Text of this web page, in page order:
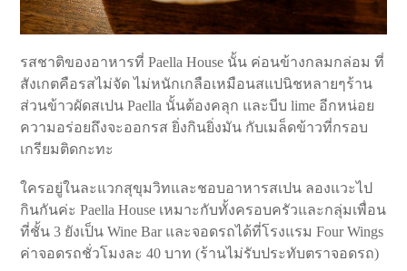
รสชาติของอาหารที่ Paella House นั้น ค่อนข้างกลมกล่อม ที่
สังเกตคือรสไม่จัด ไม่หนักเกลือเหมือนสแปนิชหลายๆร้าน
ส่วนข้าวผัดสเปน Paella นั้นต้องคลุก และบีบ lime อีกหน่อย
ความอร่อยถึงจะออกรส ยิ่งกินยิ่งมัน กับเมล็ดข้าวที่กรอบ
เกรียมติดกะทะ
ใครอยู่ในละแวกสุขุมวิทและชอบอาหารสเปน ลองแวะไป
กินกันค่ะ Paella House เหมาะกับทั้งครอบครัวและกลุ่มเพื่อน
ที่ชั้น 3 ยังเป็น Wine Bar และจอดรถได้ที่โรงแรม Four Wings
ค่าจอดรถชั่วโมงละ 40 บาท (ร้านไม่รับประทับตราจอดรถ)